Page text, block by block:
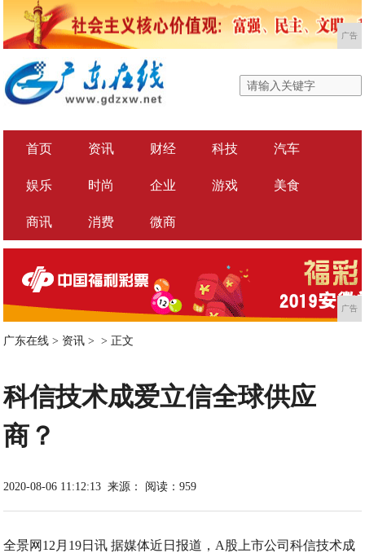
广告
首页 资讯 财经 科技 汽车
娱乐 时尚 企业 游戏 美食
商讯 消费 微商
广告
广东在线 > 资讯 > > 正文
科信技术成爱立信全球供应
商？
2020-08-06 11:12:13 来源： 阅读：959
全景网12月19日讯 据媒体近日报道，A股上市公司科信技术成